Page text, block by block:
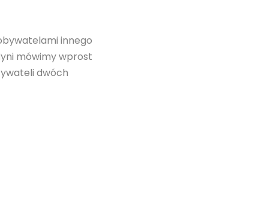
innego
mówimy wprost
dwóch